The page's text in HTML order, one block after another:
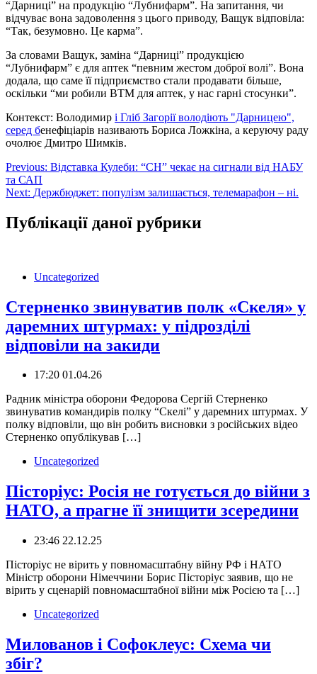
“Дарниці” на продукцію “Лубнифарм”. На запитання, чи
відчуває вона задоволення з цього приводу, Ващук відповіла:
“Так, безумовно. Це карма”.
За словами Ващук, заміна “Дарниці” продукцією
“Лубнифарм” є для аптек “певним жестом доброї волі”. Вона
додала, що саме її підприємство стали продавати більше,
оскільки “ми робили ВТМ для аптек, у нас гарні стосунки”.
️Контекст: Володимир і Гліб Загорії володіють "Дарницею",
серед бенефіціарів називають Бориса Ложкіна, а керуючу раду
очолює Дмитро Шимків.
Навігація
записів
Previous: Відставка Кулеби: “СН” чекає на сигнали від НАБУ
та САП
Next: Держбюджет: популізм залишається, телемарафон – ні.
Публікації даної рубрики
Uncategorized
Стерненко звинуватив полк «Скеля» у
даремних штурмах: у підрозділі
відповіли на закиди
17:20 01.04.26
Радник міністра оборони Федорова Сергій Стерненко
звинуватив командирів полку “Скелі” у даремних штурмах. У
полку відповіли, що він робить висновки з російських відео
Стерненко опублікував […]
Uncategorized
Пісторіус: Росія не готується до війни з
НАТО, а прагне її знищити зсередини
23:46 22.12.25
Пісторіус не вірить у повномасштабну війну РФ і НАТО
Міністр оборони Німеччини Борис Пісторіус заявив, що не
вірить у сценарій повномасштабної війни між Росією та […]
Uncategorized
Милованов і Софоклеус: Схема чи
збіг?